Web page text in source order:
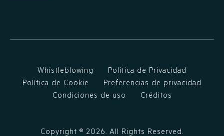
Copyright ® 2026 . All Rights Reserved.
Whistleblowing
Política de Privacidad
Política de Cookie
Preferencias de privacidad
Condiciones de uso
Créditos